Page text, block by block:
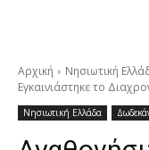
Αρχική Νησιωτική
Εγκαινιάστηκε το
Νησιωτική Ελλάδα